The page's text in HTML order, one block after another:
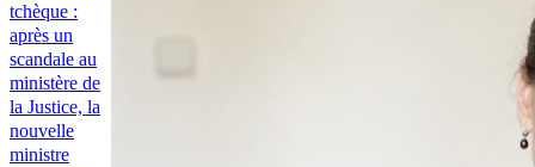
tchèque :
après un
scandale au
ministère de
la Justice, la
nouvelle
ministre